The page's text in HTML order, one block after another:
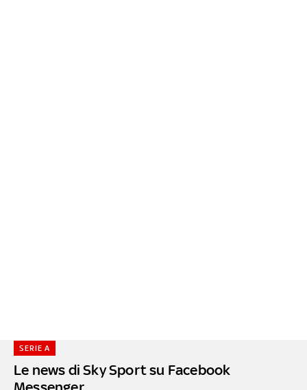
Le news di Sky Sport su Facebook
SERIE A